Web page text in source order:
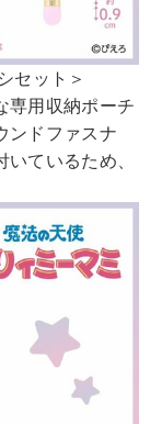
セット＞
専用収納ポーチ
ンドファスナ
ているため、